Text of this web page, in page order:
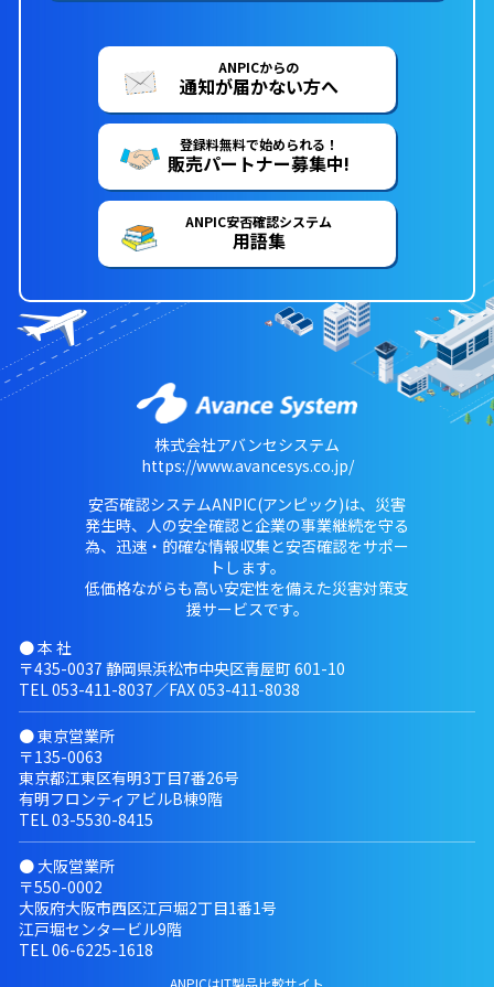
ANPICからの
通知が届かない方へ
登録料無料で始められる！
販売パートナー募集中!
ANPIC安否確認システム
用語集
株式会社アバンセシステム
https://www.avancesys.co.jp/
安否確認システムANPIC(アンピック)は、災害
発生時、人の安全確認と企業の事業継続を守る
為、迅速・的確な情報収集と安否確認をサポー
トします。
低価格ながらも高い安定性を備えた災害対策支
援サービスです。
● 本 社
〒435-0037 静岡県浜松市中央区青屋町 601-10
TEL 053-411-8037／FAX 053-411-8038
● 東京営業所
〒135-0063
東京都江東区有明3丁目7番26号
有明フロンティアビルB棟9階
TEL 03-5530-8415
● 大阪営業所
〒550-0002
大阪府大阪市西区江戸堀2丁目1番1号
江戸堀センタービル9階
TEL 06-6225-1618
ANPICはIT製品比較サイト